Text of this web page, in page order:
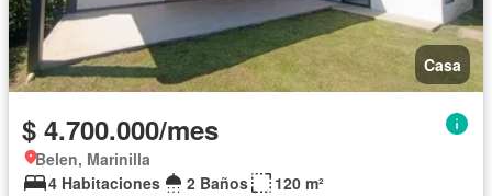
Casa
$ 4.700.000/mes
Belen, Marinilla
4 Habitaciones
2 Baños
120 m²